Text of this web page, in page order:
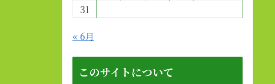
31
« 6月
このサイトについて